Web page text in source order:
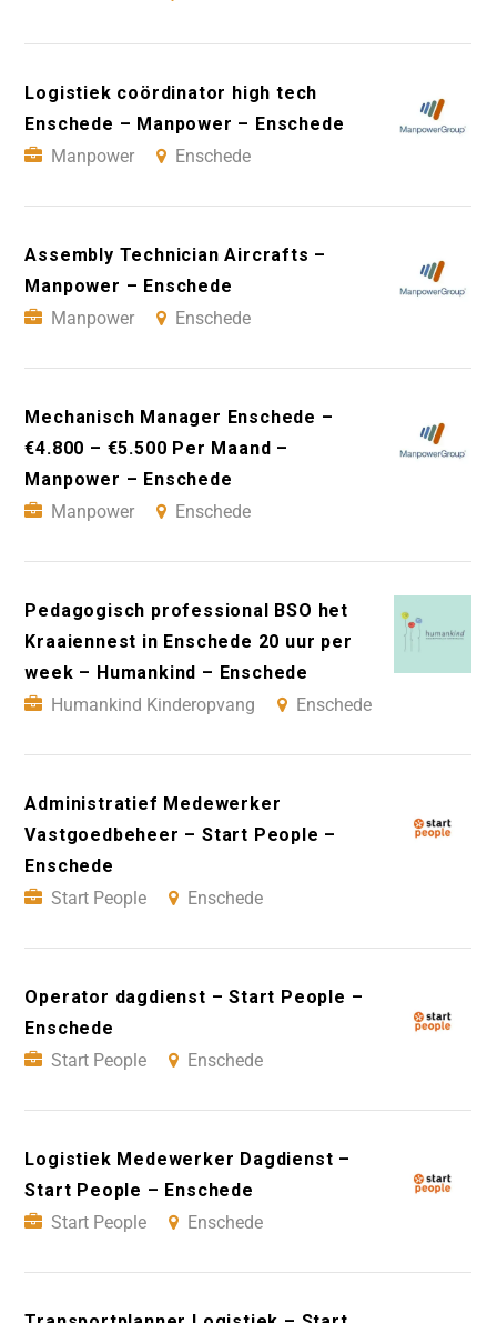
Logistiek coördinator high tech
Enschede – Manpower – Enschede
Manpower
Enschede
Assembly Technician Aircrafts –
Manpower – Enschede
Manpower
Enschede
Mechanisch Manager Enschede –
€4.800 – €5.500 Per Maand –
Manpower – Enschede
Manpower
Enschede
Pedagogisch professional BSO het
Kraaiennest in Enschede 20 uur per
week – Humankind – Enschede
Humankind Kinderopvang
Enschede
Administratief Medewerker
Vastgoedbeheer – Start People –
Enschede
Start People
Enschede
Operator dagdienst – Start People –
Enschede
Start People
Enschede
Logistiek Medewerker Dagdienst –
Start People – Enschede
Start People
Enschede